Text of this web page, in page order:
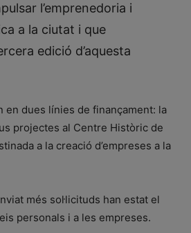
l’emprenedoria i
a la ciutat i que
edició d’aquesta
en dues línies de finançament: la
projectes al Centre Històric de
a la creació d’empreses a la
més sol·licituds han estat el
personals i a les empreses.